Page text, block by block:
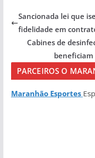
Sancionada lei que
fidelidade em
Cabines de
beneficiam
PARCEIROS O
Maranhão Esportes